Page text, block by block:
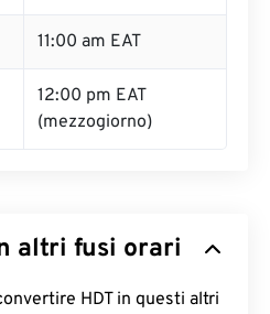
11:00 am EAT
12:00 pm EAT
(mezzogiorno)
altri fusi orari
HDT in questi altri